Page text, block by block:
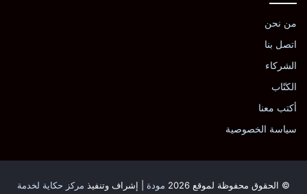
من نحن
اتصل بنا
الشركاء
الكتّاب
أكتب معنا
سياسة الخصوصية
© الحقوق محفوظة لموقع 2026 مودة | إشراف وتنفيذ مركز حكاية لخدمة